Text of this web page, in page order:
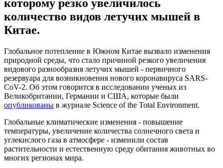
которому резко увеличилось
количество видов летучих мышей в
Китае.
Глобальное потепление в Южном Китае вызвало изменения
природной среды, что стало причиной резкого увеличения
видового разнообразия летучих мышей - первичного
резервуара для возникновения нового коронавируса SARS-
CoV-2. Об этом говорится в исследовании ученых из
Великобритании, Германии и США, которые были
опубликованы в журнале Science of the Total Environment.
Глобальные климатические изменения - повышение
температуры, увеличение количества солнечного света и
углекислого газа в атмосфере - изменили состав
растительности и естественную среду обитания животных во
многих регионах мира.